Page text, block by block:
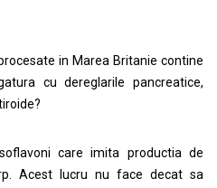
in Marea Britanie contine
cu dereglarile pancreatice,
care imita productia de
Acest lucru nu face decat sa